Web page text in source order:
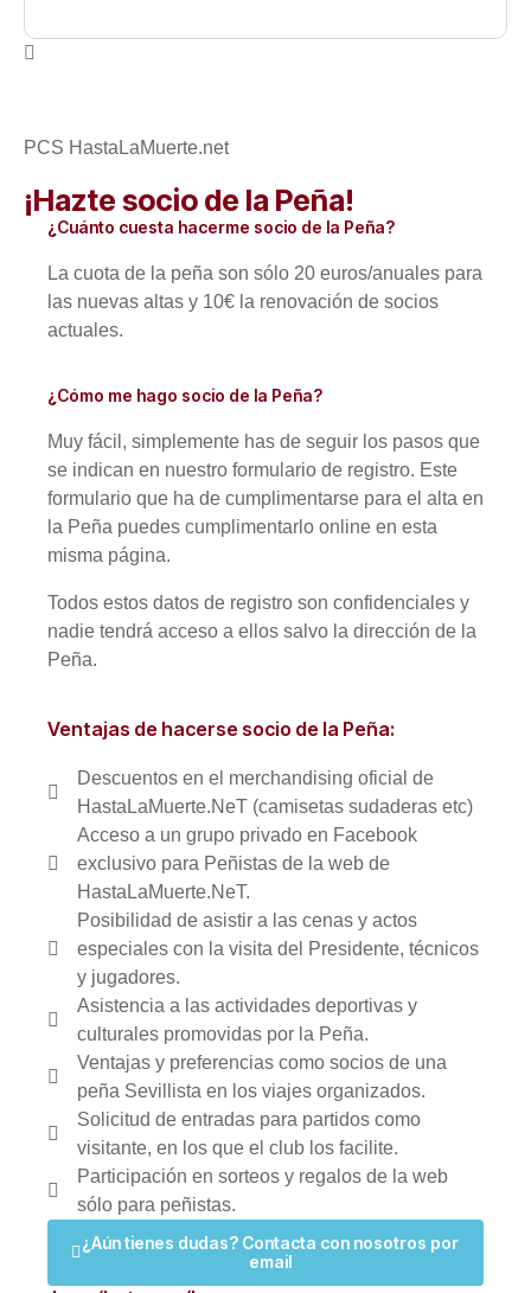
PCS HastaLaMuerte.net
¡Hazte socio de la Peña!
¿Cuánto cuesta hacerme socio de la Peña?
La cuota de la peña son sólo 20 euros/anuales para
las nuevas altas y 10€ la renovación de socios
actuales.
¿Cómo me hago socio de la Peña?
Muy fácil, simplemente has de seguir los pasos que
se indican en nuestro formulario de registro. Este
formulario que ha de cumplimentarse para el alta en
la Peña puedes cumplimentarlo online en esta
misma página.
Todos estos datos de registro son confidenciales y
nadie tendrá acceso a ellos salvo la dirección de la
Peña.
Ventajas de hacerse socio de la Peña:
Descuentos en el merchandising oficial de
HastaLaMuerte.NeT (camisetas sudaderas etc)
Acceso a un grupo privado en Facebook
exclusivo para Peñistas de la web de
HastaLaMuerte.NeT.
Posibilidad de asistir a las cenas y actos
especiales con la visita del Presidente, técnicos
y jugadores.
Asistencia a las actividades deportivas y
culturales promovidas por la Peña.
Ventajas y preferencias como socios de una
peña Sevillista en los viajes organizados.
Solicitud de entradas para partidos como
visitante, en los que el club los facilite.
Participación en sorteos y regalos de la web
sólo para peñistas.
¿Aún tienes dudas? Contacta con nosotros por
email